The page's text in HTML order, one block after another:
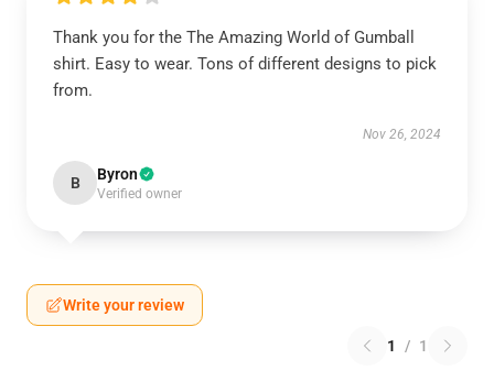
Thank you for the The Amazing World of Gumball
shirt. Easy to wear. Tons of different designs to pick
from.
Nov 26, 2024
B Byron
Verified owner
Write your review
1 / 1